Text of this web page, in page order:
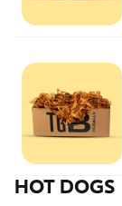
HOT DOGS